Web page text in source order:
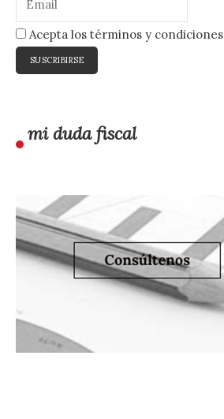
Acepta los términos y condiciones
mi duda fiscal